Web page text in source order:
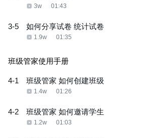
3w 01:43
3-5 如何分享试卷 统计试卷
1.9w 01:35
班级管家使用手册
4-1 班级管家 如何创建班级
1.4w 01:26
4-2 班级管家 如何邀请学生
1.2w 01:03